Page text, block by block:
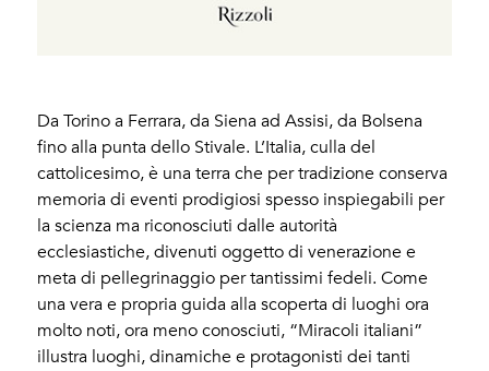
Da Torino a Ferrara, da Siena ad Assisi, da Bolsena
fino alla punta dello Stivale. L’Italia, culla del
cattolicesimo, è una terra che per tradizione conserva
memoria di eventi prodigiosi spesso inspiegabili per
la scienza ma riconosciuti dalle autorità
ecclesiastiche, divenuti oggetto di venerazione e
meta di pellegrinaggio per tantissimi fedeli. Come
una vera e propria guida alla scoperta di luoghi ora
molto noti, ora meno conosciuti, “Miracoli italiani”
illustra luoghi, dinamiche e protagonisti dei tanti